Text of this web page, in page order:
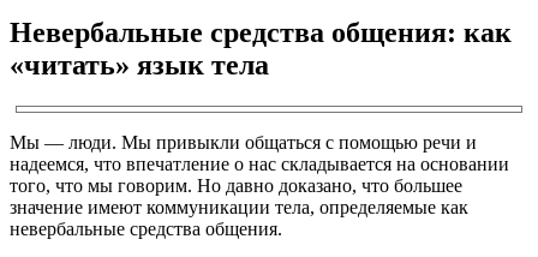
Невербальные средства общения: как
«читать» язык тела
Мы — люди. Мы привыкли общаться с помощью речи и
надеемся, что впечатление о нас складывается на основании
того, что мы говорим. Но давно доказано, что большее
значение имеют коммуникации тела, определяемые как
невербальные средства общения.